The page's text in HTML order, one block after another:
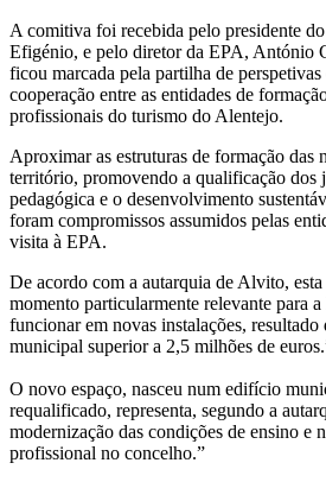
A comitiva foi recebida pelo presidente
Efigénio, e pelo diretor da EPA, António
ficou marcada pela partilha de
cooperação entre as entidades de
profissionais do turismo do Alentejo.
Aproximar as estruturas de formação das
território, promovendo a qualificação dos
pedagógica e o desenvolvimento
foram compromissos assumidos pelas
visita à EPA.
De acordo com a autarquia de Alvito,
momento particularmente relevante para
funcionar em novas instalações,
municipal superior a 2,5 milhões de
O novo espaço, nasceu num edifício
requalificado, representa, segundo a
modernização das condições de ensino e
profissional no concelho.”